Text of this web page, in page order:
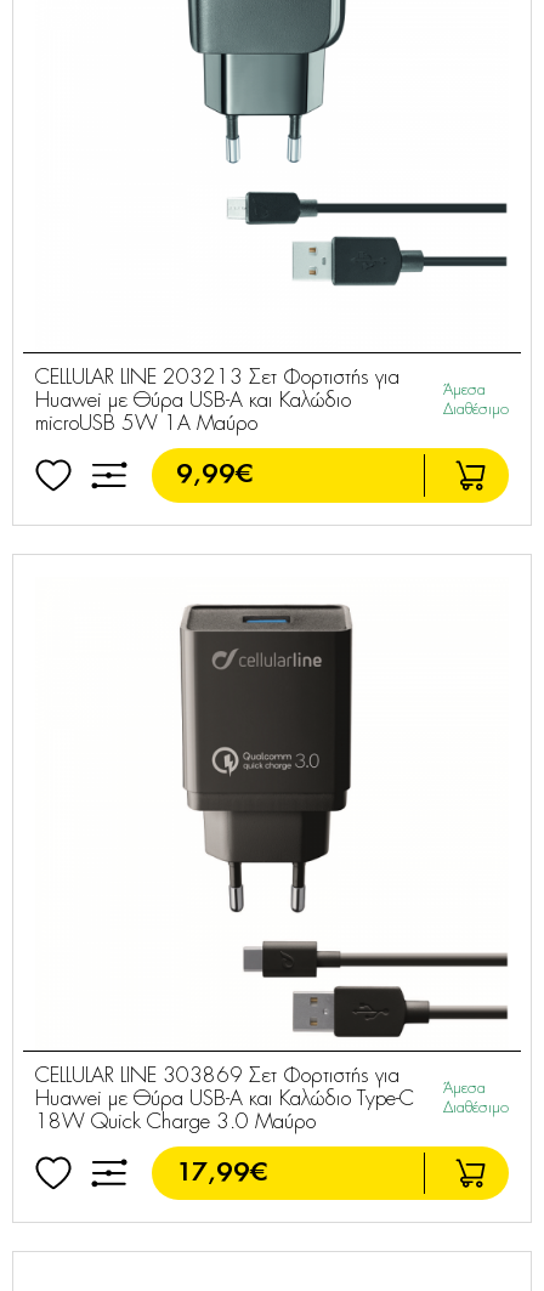
CELLULAR LINE 203213 Σετ Φορτιστής για
Huawei με Θύρα USB-A και Καλώδιο
microUSB 5W 1A Μαύρο
Άμεσα
Διαθέσιμο
9,99€
CELLULAR LINE 303869 Σετ Φορτιστής για
Huawei με Θύρα USB-A και Καλώδιο Type-C
18W Quick Charge 3.0 Μαύρο
Άμεσα
Διαθέσιμο
17,99€